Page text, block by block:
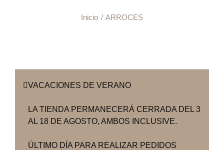
Inicio ARROCES
VACACIONES DE VERANO
LA TIENDA PERMANECERÁ CERRADA DEL 3
AL 18 DE AGOSTO, AMBOS INCLUSIVE.
ÚLTIMO DÍA PARA REALIZAR PEDIDOS